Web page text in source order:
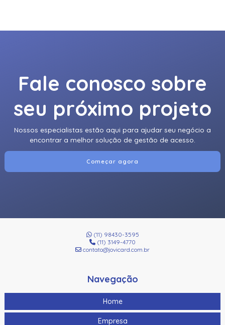
Fale conosco sobre
seu próximo projeto
Nossos especialistas estão aqui para ajudar seu negócio a
encontrar a melhor solução de gestão de acesso.
Começar agora
(11) 98430-3595
(11) 3149-4770
contato@jovicard.com.br
Navegação
Home
Empresa